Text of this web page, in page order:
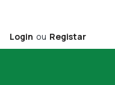
Login ou Registar